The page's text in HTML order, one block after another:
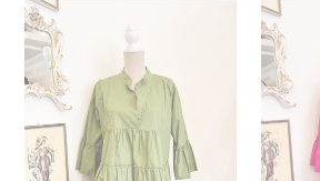
Abito
Mykonos
cotone
-
Taglia
unica
Abito
Mykonos
cotone
-
Taglia
unica